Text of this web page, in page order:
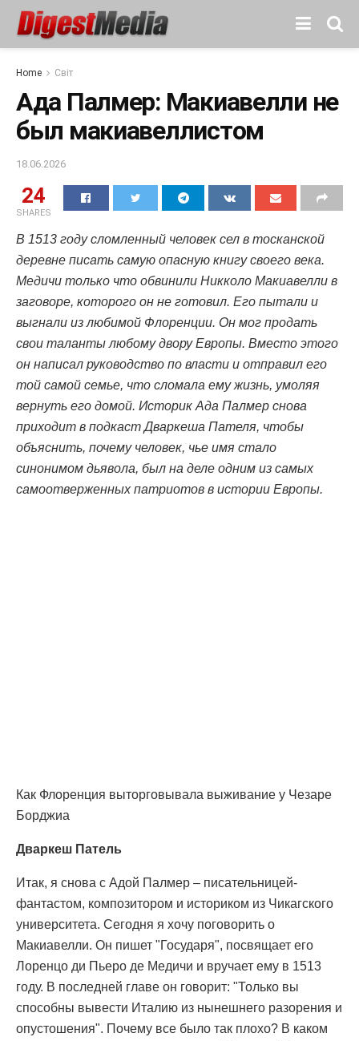
Home Світ
Ада Палмер: Макиавелли не
был макиавеллистом
18.06.2026
24
SHARES
В 1513 году сломленный человек сел в тосканской
деревне писать самую опасную книгу своего века.
Медичи только что обвинили Никколо Макиавелли в
заговоре, которого он не готовил. Его пытали и
выгнали из любимой Флоренции. Он мог продать
свои таланты любому двору Европы. Вместо этого
он написал руководство по власти и отправил его
той самой семье, что сломала ему жизнь, умоляя
вернуть его домой. Историк Ада Палмер снова
приходит в подкаст Дваркеша Пателя, чтобы
объяснить, почему человек, чье имя стало
синонимом дьявола, был на деле одним из самых
самоотверженных патриотов в истории Европы.
Как Флоренция выторговывала выживание у Чезаре
Борджиа
Дваркеш Патель
Итак, я снова с Адой Палмер – писательницей-
фантастом, композитором и историком из Чикагского
университета. Сегодня я хочу поговорить о
Макиавелли. Он пишет "Государя", посвящает его
Лоренцо ди Пьеро де Медичи и вручает ему в 1513
году. В последней главе он говорит: "Только вы
способны вывести Италию из нынешнего разорения и
опустошения". Почему все было так плохо? В каком